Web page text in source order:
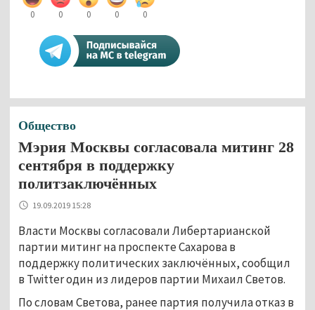
0 0 0 0 0
Общество
Мэрия Москвы согласовала митинг 28
сентября в поддержку
политзаключённых
19.09.2019 15:28
Власти Москвы согласовали Либертарианской
партии митинг на проспекте Сахарова в
поддержку политических заключённых, сообщил
в Twitter один из лидеров партии Михаил Светов.
По словам Светова, ранее партия получила отказ в